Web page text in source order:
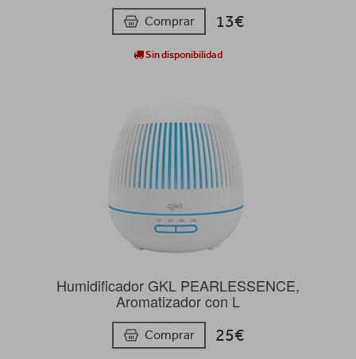
Comprar 13€
Sin disponibilidad
Humidificador GKL PEARLESSENCE,
Aromatizador con L
Comprar 25€